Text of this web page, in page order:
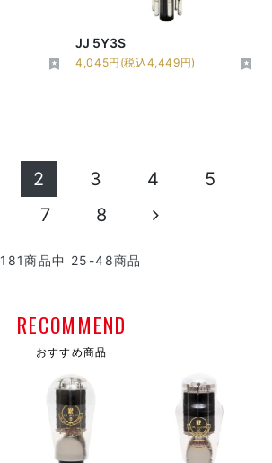
JJ 5Y3S
4,045円(税込4,449円)
2 3 4
5
7 8
181商品中 25-48商品
RECOMMEND
おすすめ商品